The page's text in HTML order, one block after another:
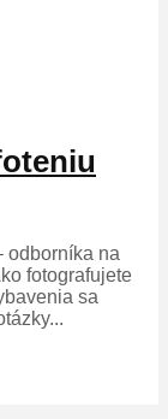
odborníka na
fotografujete
sa